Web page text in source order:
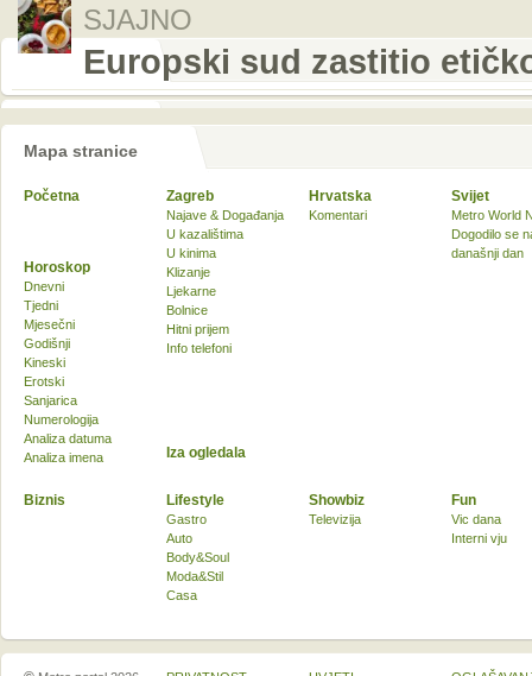
SJAJNO
Europski sud zastitio
Mapa stranice
Početna Zagreb
Najave & Događanja
U kazalištima
U kinima
Klizanje
Ljekarne
Bolnice
Hitni prijem
Info telefoni
Hrvatska
Komentari
Svijet
Metro World
Dogodilo se
današnji dan
Biznis Lifestyle
Gastro
Auto
Body&Soul
Moda&Stil
Casa
Showbiz
Televizija
Fun
Vic dana
Interni vju
Horoskop
Dnevni
Tjedni
Mjesečni
Godišnji
Kineski
Erotski
Sanjarica
Numerologija
Analiza datuma
Analiza imena
Iza ogledala